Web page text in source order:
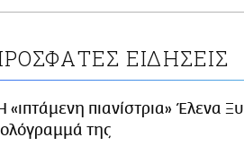
ΕΙΔΗΣΕΙΣ
«ιπτάμενη πιανίστρια» Έλενα
ολόγραμμά της